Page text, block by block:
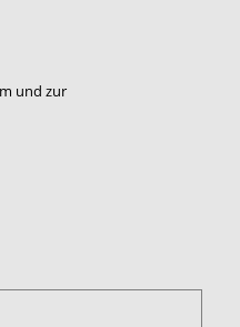
und zur